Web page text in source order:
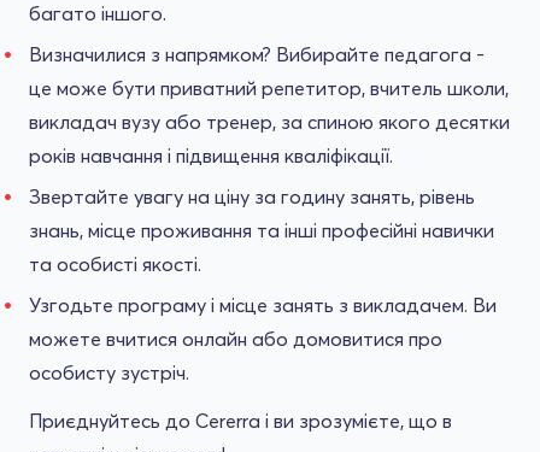
багато іншого.
Визначилися з напрямком? Вибирайте педагога -
це може бути приватний репетитор, вчитель школи,
викладач вузу або тренер, за спиною якого десятки
років навчання і підвищення кваліфікації.
Звертайте увагу на ціну за годину занять, рівень
знань, місце проживання та інші професійні навички
та особисті якості.
Узгодьте програму і місце занять з викладачем. Ви
можете вчитися онлайн або домовитися про
особисту зустріч.
Приєднуйтесь до Cererra і ви зрозумієте, що в